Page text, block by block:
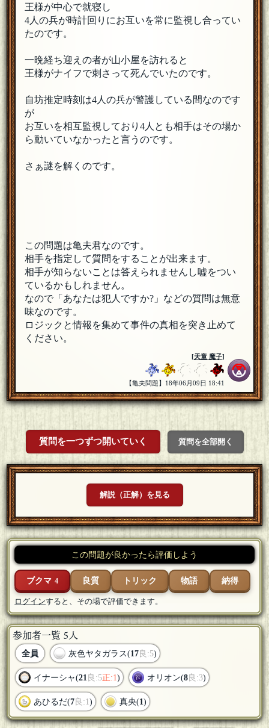
王様が中心で就寝し
4人の兵が時計回りにお互いを常に監視し合ってい
たのです。
一晩経ち迎えの者が山小屋を訪れると
王様がナイフで刺さって死んでいたのです。
自坊推定時刻は4人の兵が警護している間なのです
が
お互いを相互監視しており4人とも相手はその場か
ら動いていなかったと言うのです。
さぁ謎を解くのです。
この問題は亀夫君なのです。
相手を指定して質問をすることが出来ます。
相手が知らないことは答えられませんし嘘をつい
ているかもしれません。
なので「あなたは犯人ですか?」などの質問は無意
味なのです。
ロジックと情報を集めて事件の真相を突き止めて
ください。
[天童 魔子]
【亀夫問題】18年06月09日 18:41
質問を一つずつ開いていく 質問を全部開く
解説（正解）を見る
この問題が良かったら評価しよう
ブクマ 4 良質 トリック 物語 納得
ログインすると、その場で評価できます。
参加者一覧 5人
全員 灰色ヤタガラス(17良:5)
イナーシャ(21良:5正:1) オリオン(8良:3)
あひるだ(7良:1) 真央(1)